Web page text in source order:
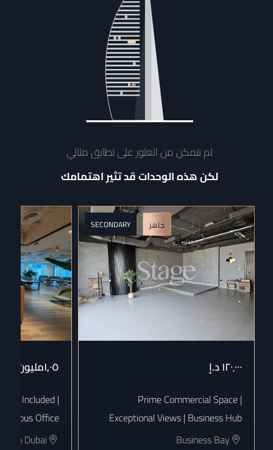
لم نتمكن من العثور على تطابق مثالي
لكن هذه الوحدات قد تثير اهتمامك
جاهز SECONDARY
١٢٠٬٠٠٠د.إ
Prime Commercial Space |
Exceptional Views | Business Hub
Business Bay
١٫٠٥مليون
Included |
Office
Dubai